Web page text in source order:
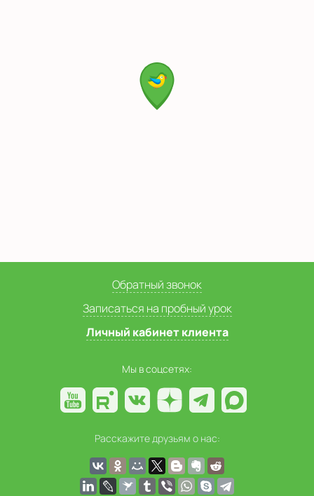
Обратный звонок
Записаться на пробный урок
Личный кабинет клиента
Мы в соцсетях:
Расскажите друзьям о нас: